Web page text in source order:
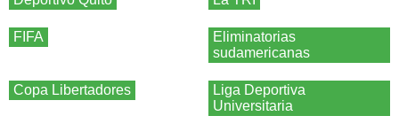
FIFA
Eliminatorias
sudamericanas
Copa Libertadores
Liga Deportiva
Universitaria